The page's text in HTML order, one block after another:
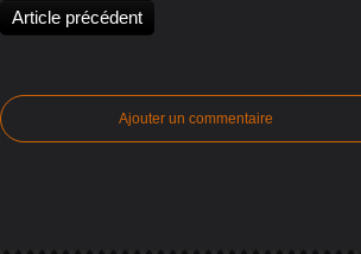
Article précédent
Ajouter un commentaire